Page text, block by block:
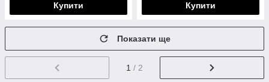
Купити Купити
Показати ще
1 / 2